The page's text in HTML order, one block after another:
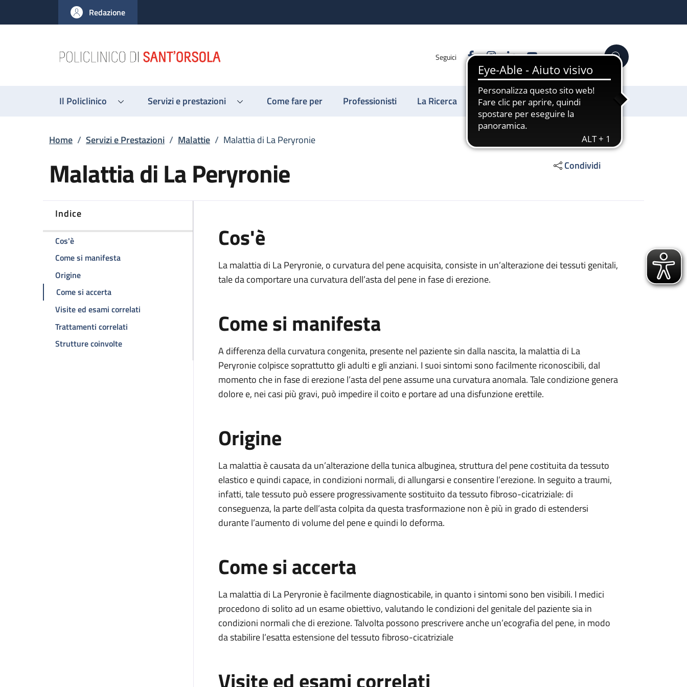
al contenuto principale
to footer content
Redazione
Seguici FacebookInstagram
LinkedinYouTube Cerca
Il Policlinico Servizi e prestazioni Come fare per Professionisti La Ricerca Sostienici
Briciole di pane
Home / Servizi e Prestazioni / Malattie / Malattia di La Peryronie
Malattia di La Peryronie Condividi
Indice
Cos'èdella pagina Malattia di La Peryronie
Come si manifestadella pagina Malattia di La Peryronie
Originedella pagina Malattia di La Peryronie
Come si accertadella pagina Malattia di La Peryronie
Visite ed esami correlati
Trattamenti correlati della pagina Malattia di La Peryronie
Strutture coinvoltedella pagina Malattia di La Peryronie
Cos'è
La malattia di La Peryronie, o curvatura del pene acquisita, consiste in un’alterazione dei tessuti genitali,
tale da comportare una curvatura dell’asta del pene in fase di erezione.
Come si manifesta
A differenza della curvatura congenita, presente nel paziente sin dalla nascita, la malattia di La
Peryronie colpisce soprattutto gli adulti e gli anziani. I suoi sintomi sono facilmente riconoscibili, dal
momento che in fase di erezione l’asta del pene assume una curvatura anomala. Tale condizione genera
dolore e, nei casi più gravi, può impedire il coito e portare ad una disfunzione erettile.
Origine
La malattia è causata da un’alterazione della tunica albuginea, struttura del pene costituita da tessuto
elastico e quindi capace, in condizioni normali, di allungarsi e consentire l’erezione. In seguito a traumi,
infatti, tale tessuto può essere progressivamente sostituito da tessuto fibroso-cicatriziale: di
conseguenza, la parte dell’asta colpita da questa trasformazione non è più in grado di estendersi
durante l’aumento di volume del pene e quindi lo deforma.
Come si accerta
La malattia di La Peryronie è facilmente diagnosticabile, in quanto i sintomi sono ben visibili. I medici
procedono di solito ad un esame obiettivo, valutando le condizioni del genitale del paziente sia in
condizioni normali che di erezione. Talvolta possono prescrivere anche un’ecografia del pene, in modo
da stabilire l’esatta estensione del tessuto fibroso-cicatriziale